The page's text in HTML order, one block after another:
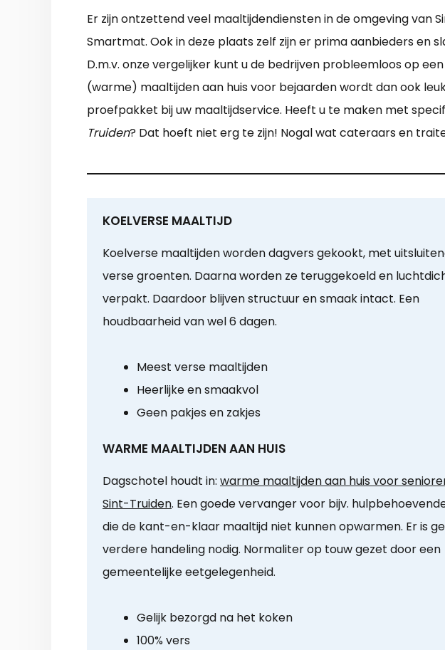
Er zijn ontzettend veel maaltijdendiensten in de omgeving van
Smartmat. Ook in deze plaats zelf zijn er prima aanbieders en
D.m.v. onze vergelijker kunt u de bedrijven probleemloos op
(warme) maaltijden aan huis voor bejaarden wordt dan ook
proefpakket bij uw maaltijdservice. Heeft u te maken met
Truiden? Dat hoeft niet erg te zijn! Nogal wat cateraars en
KOELVERSE MAALTIJD
Koelverse maaltijden worden dagvers gekookt, met
verse groenten. Daarna worden ze teruggekoeld en
verpakt. Daardoor blijven structuur en smaak intact. Een
houdbaarheid van wel 6 dagen.
Meest verse maaltijden
Heerlijke en smaakvol
Geen pakjes en zakjes
WARME MAALTIJDEN AAN HUIS
Dagschotel houdt in: warme maaltijden aan huis voor
Sint-Truiden. Een goede vervanger voor bijv.
die de kant-en-klaar maaltijd niet kunnen opwarmen. Er is
verdere handeling nodig. Normaliter op touw gezet door een
gemeentelijke eetgelegenheid.
Gelijk bezorgd na het koken
100% vers